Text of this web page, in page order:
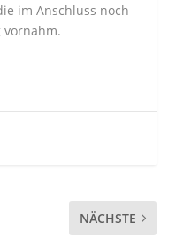
im Anschluss noch
NÄCHSTE